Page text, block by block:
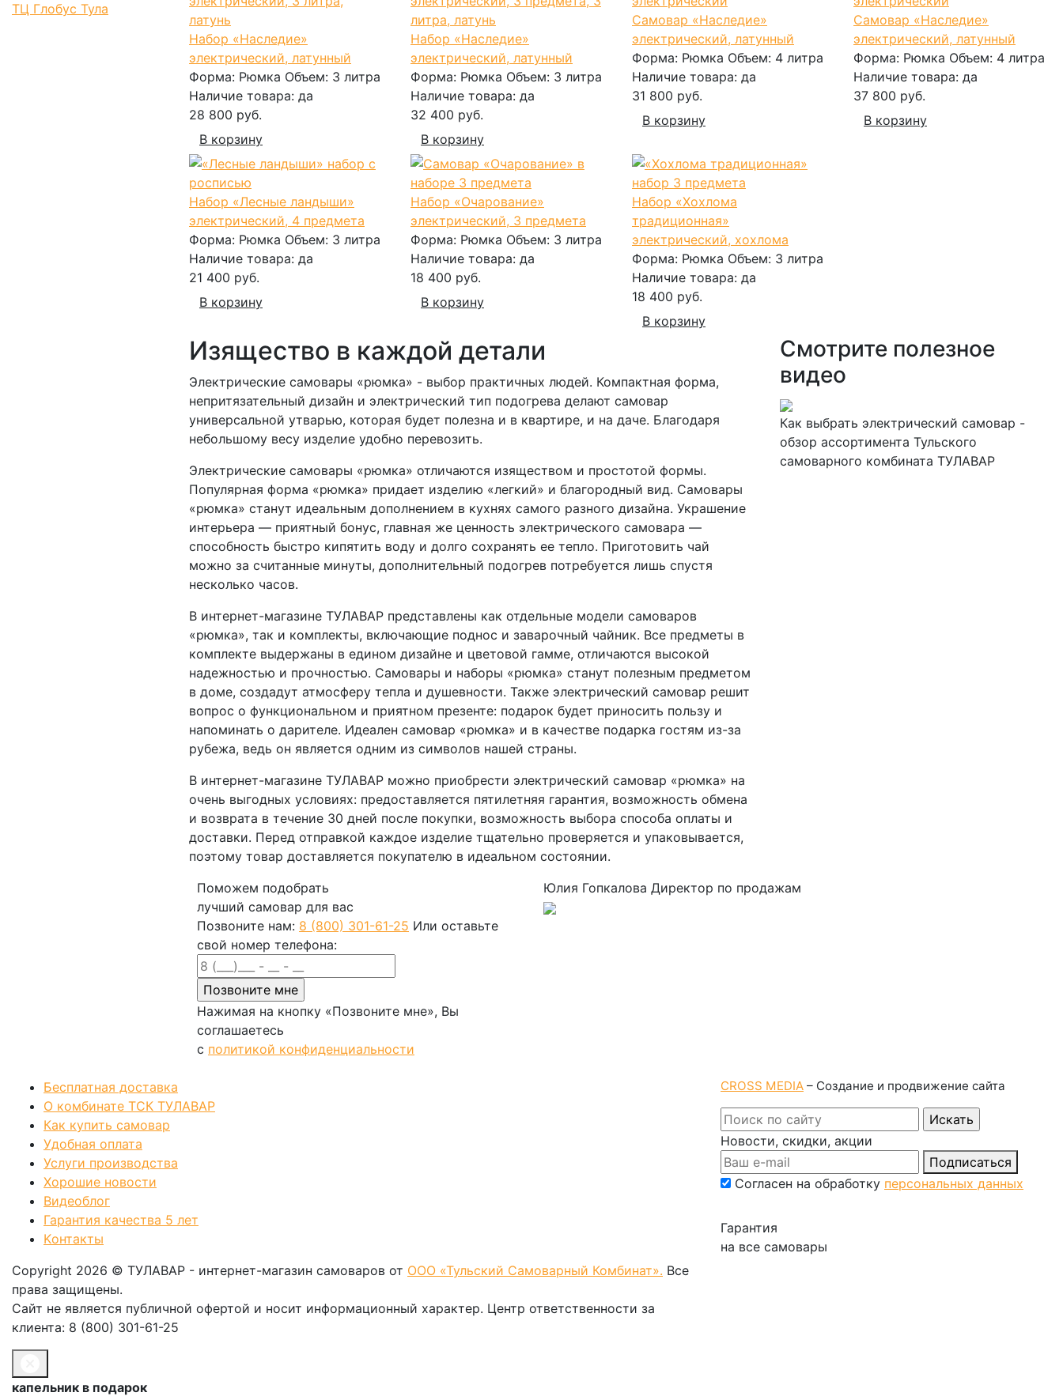
ТЦ Глобус Тула
Набор «Наследие»
электрический, латунный
Форма: Рюмка Объем: 3 литра
Наличие товара: да
28 800 руб.
В корзину
Набор «Наследие»
электрический, латунный
Форма: Рюмка Объем: 3 литра
Наличие товара: да
32 400 руб.
В корзину
Самовар «Наследие»
электрический, латунный
Форма: Рюмка Объем: 4 литра
Наличие товара: да
31 800 руб.
В корзину
Самовар «Наследие»
электрический, латунный
Форма: Рюмка Объем: 4 литра
Наличие товара: да
37 800 руб.
В корзину
Набор «Лесные ландыши»
электрический, 4 предмета
Форма: Рюмка Объем: 3 литра
Наличие товара: да
21 400 руб.
В корзину
Набор «Очарование»
электрический, 3 предмета
Форма: Рюмка Объем: 3 литра
Наличие товара: да
18 400 руб.
В корзину
Набор «Хохлома
традиционная»
электрический, хохлома
Форма: Рюмка Объем: 3 литра
Наличие товара: да
18 400 руб.
В корзину
Изящество в каждой детали
Электрические самовары «рюмка» - выбор практичных людей. Компактная форма,
непритязательный дизайн и электрический тип подогрева делают самовар
универсальной утварью, которая будет полезна и в квартире, и на даче. Благодаря
небольшому весу изделие удобно перевозить.
Электрические самовары «рюмка» отличаются изяществом и простотой формы.
Популярная форма «рюмка» придает изделию «легкий» и благородный вид. Самовары
«рюмка» станут идеальным дополнением в кухнях самого разного дизайна. Украшение
интерьера — приятный бонус, главная же ценность электрического самовара —
способность быстро кипятить воду и долго сохранять ее тепло. Приготовить чай
можно за считанные минуты, дополнительный подогрев потребуется лишь спустя
несколько часов.
В интернет-магазине ТУЛАВАР представлены как отдельные модели самоваров
«рюмка», так и комплекты, включающие поднос и заварочный чайник. Все предметы в
комплекте выдержаны в едином дизайне и цветовой гамме, отличаются высокой
надежностью и прочностью. Самовары и наборы «рюмка» станут полезным предметом
в доме, создадут атмосферу тепла и душевности. Также электрический самовар решит
вопрос о функциональном и приятном презенте: подарок будет приносить пользу и
напоминать о дарителе. Идеален самовар «рюмка» и в качестве подарка гостям из-за
рубежа, ведь он является одним из символов нашей страны.
В интернет-магазине ТУЛАВАР можно приобрести электрический самовар «рюмка» на
очень выгодных условиях: предоставляется пятилетняя гарантия, возможность обмена
и возврата в течение 30 дней после покупки, возможность выбора способа оплаты и
доставки. Перед отправкой каждое изделие тщательно проверяется и упаковывается,
поэтому товар доставляется покупателю в идеальном состоянии.
Смотрите полезное
видео
Как выбрать электрический самовар -
обзор ассортимента Тульского
самоварного комбината ТУЛАВАР
Поможем подобрать
лучший самовар для вас
Позвоните нам: 8 (800) 301-61-25 Или оставьте
свой номер телефона:
Нажимая на кнопку «Позвоните мне», Вы
соглашаетесь
с политикой конфиденциальности
Юлия Гопкалова Директор по продажам
Бесплатная доставка
О комбинате ТСК ТУЛАВАР
Как купить самовар
Удобная оплата
Услуги производства
Хорошие новости
Видеоблог
Гарантия качества 5 лет
Kонтакты
Copyright 2026 © ТУЛАВАР - интернет-магазин самоваров от ООО «Тульский Самоварный Комбинат». Все
права защищены.
Сайт не является публичной офертой и носит информационный характер. Центр ответственности за
клиента: 8 (800) 301-61-25
CROSS MEDIA – Создание и продвижение сайта
Новости, скидки, акции
Подписаться
Согласен на обработку персональных данных
Гарантия
на все самовары
капельник в подарок